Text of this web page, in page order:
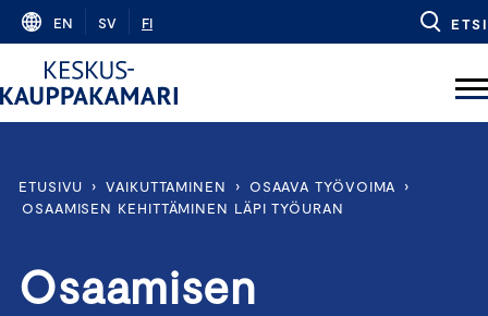
Skip
content
EN SV FI ETSI
ETUSIVU › VAIKUTTAMINEN › OSAAVA TYÖVOIMA
›
OSAAMISEN KEHITTÄMINEN LÄPI TYÖURAN
Osaamisen